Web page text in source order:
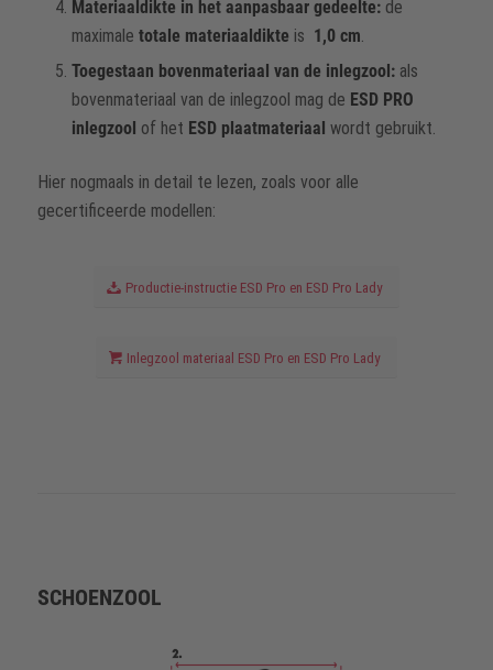
Materiaaldikte in het aanpasbaar gedeelte: de
maximale totale materiaaldikte is 1,0 cm.
Toegestaan bovenmateriaal van de inlegzool: als
bovenmateriaal van de inlegzool mag de ESD PRO
inlegzool of het ESD plaatmateriaal wordt gebruikt.
Hier nogmaals in detail te lezen, zoals voor alle
gecertificeerde modellen:
Productie-instructie ESD Pro en ESD Pro Lady
Inlegzool materiaal ESD Pro en ESD Pro Lady
SCHOENZOOL